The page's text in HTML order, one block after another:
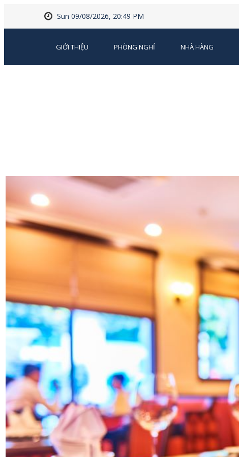
Sun 09/08/2026, 20:49 PM
GIỚI THIỆU PHÒNG NGHỈ NHÀ HÀNG